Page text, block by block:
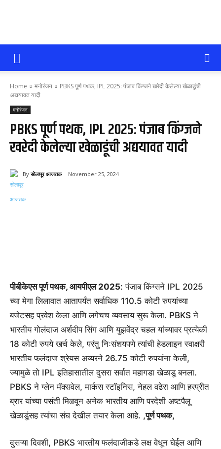
सोलापूर
आजतक
Home मनोरंजन
PBKS पूर्ण पथक, IPL 2025: पंजाब किंग्जने खरेदी केलेल्या खेळाडूंची
अद्ययावत यादी
मनोरंजन
PBKS पूर्ण पथक, IPL 2025: पंजाब किंग्जने
खरेदी केलेल्या खेळाडूंची अद्ययावत यादी
By सोलापूर आजतक November 25, 2024
पीबीकेएस पूर्ण पथक, आयपीएल 2025: पंजाब किंग्सने IPL 2025
च्या मेगा लिलावात आतापर्यंत सर्वाधिक 110.5 कोटी रुपयांच्या
बजेटसह प्रवेश केला आणि लगेचच व्यवसाय सुरू केला. PBKS ने
भारतीय गोलंदाज अर्शदीप सिंग आणि युझवेंद्र चहल यांच्यावर प्रत्येकी
18 कोटी रुपये खर्च केले, परंतु निःसंशयपणे त्यांची हेडलाइन स्वाक्षरी
भारतीय फलंदाज श्रेयस अय्यरने 26.75 कोटी रुपयांना केली,
ज्यामुळे तो IPL इतिहासातील दुसरा सर्वात महागडा खेळाडू बनला.
PBKS ने ग्लेन मॅक्सवेल, मार्कस स्टॉइनिस, नेहल वढेरा आणि हरप्रीत
ब्रार यांच्या पसंती मिळवून अनेक भारतीय आणि परदेशी अष्टपैलू
खेळाडूंसह त्यांचा संघ देखील तयार केला आहे. ,पूर्ण पथक,
दुसऱ्या दिवशी, PBKS भारतीय फलंदाजीकडे लक्ष वेधून घेईल आणि